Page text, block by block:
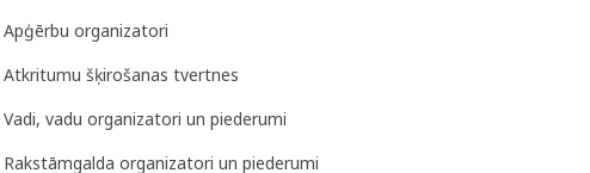
Apģērbu organizatori
Atkritumu šķirošanas tvertnes
Vadi, vadu organizatori un piederumi
Rakstāmgalda organizatori un piederumi